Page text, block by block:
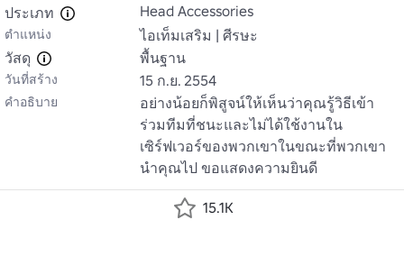
ประเภท
Head Accessories
ตำแหน่ง
ไอเท็มเสริม | ศีรษะ
วัสดุ
พื้นฐาน
วันที่สร้าง 15 ก.ย. 2554
คำอธิบาย
อย่างน้อยก็พิสูจน์ให้เห็นว่าคุณรู้วิธีเข้า
ร่วมทีมที่ชนะและไม่ได้ใช้งานใน
เซิร์ฟเวอร์ของพวกเขาในขณะที่พวกเขา
นําคุณไป ขอแสดงความยินดี
15.1K